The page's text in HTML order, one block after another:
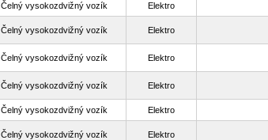
Čelný vysokozdvižný vozík Elektro
Čelný vysokozdvižný vozík Elektro
Čelný vysokozdvižný vozík Elektro
Čelný vysokozdvižný vozík Elektro
Čelný vysokozdvižný vozík Elektro
Čelný vysokozdvižný vozík Elektro